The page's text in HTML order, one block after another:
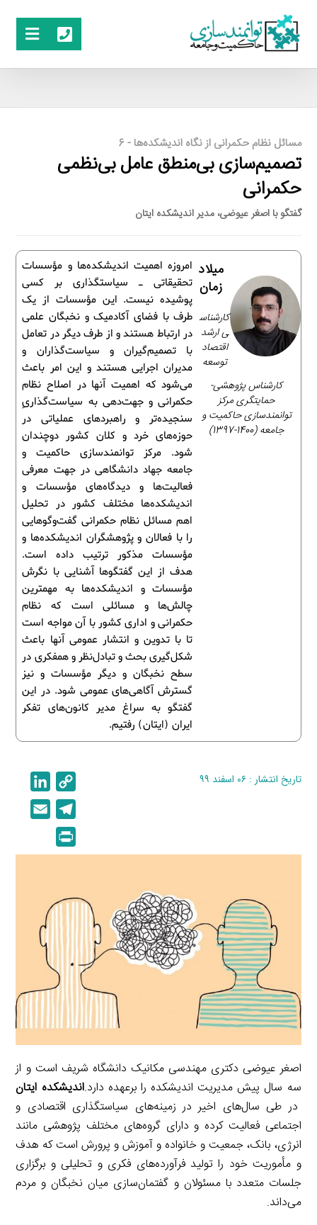
مسائل نظام حکمرانی از نگاه اندیشکده‌ها - 6
تصمیم‌سازی بی‌منطق عامل بی‌نظمی
حکمرانی
گفتگو با اصغر عیوضی، مدیر اندیشکده ایتان
امروزه اهمیت اندیشکده‌ها و مؤسسات
تحقیقاتی ـ سیاستگذاری بر کسی
پوشیده نیست. این مؤسسات از یک
طرف با فضای آکادمیک و نخبگان علمی
در ارتباط هستند و از طرف دیگر در تعامل
با تصمیم‌گیران و سیاست‌گذاران و
مدیران اجرایی هستند و این امر باعث
می‌شود که اهمیت آنها در اصلاح نظام
حکمرانی و جهت‌دهی به سیاست‌گذاریِ
سنجیده‌تر و راهبردهای عملیاتی در
حوزه‌های خرد و کلان کشور دوچندان
شود. مرکز توانمندسازی حاکمیت و
جامعه جهاد دانشگاهی در جهت معرفی
فعالیت‌ها و دیدگاه‌های مؤسسات و
اندیشکده‌ها مختلف کشور در تحلیل
اهم مسائل نظام حکمرانی گفت‌وگوهایی
را با فعالان و پژوهشگران اندیشکده‌ها و
مؤسسات مذکور ترتیب داده است.
هدف از این گفتگوها آشنایی با نگرش
مؤسسات و اندیشکده‌ها به مهمترین
چالش‌ها و مسائلی است که نظام
حکمرانی و اداری کشور با آن مواجه است
تا با تدوین و انتشار عمومی آنها باعث
شکل‌گیری بحث و تبادل‌نظر و همفکری در
سطح نخبگان و دیگر مؤسسات و نیز
گسترش آگاهی‌های عمومی شود. در این
گفتگو به سراغ مدیر کانون‌های تفکر
ایران (ایتان) رفتیم.
میلاد
زمان
کارشناس
ی ارشد
اقتصاد
توسعه
کارشناس پژوهشی-
حمایتگری مرکز
توانمندسازی حاکمیت و
جامعه (1400-1397)
تاریخ انتشار : ۰۶ اسفند ۹۹
o
p
y
L
n
i
n
e
e
l
r
m
r
t
اصغر عیوضی دکتری مهندسی مکانیک دانشگاه شریف است و از
سه سال پیش مدیریت اندیشکده را برعهده دارد.اندیشکده ایتان
در طی سال‌های اخیر در زمینه‌های سیاستگذاری اقتصادی و
اجتماعی فعالیت کرده و دارای گروه‌های مختلف پژوهشی مانند
انرژی، بانک، جمعیت و خانواده و آموزش و پرورش است که هدف
و مأموریت خود را تولید فرآورده‌های فکری و تحلیلی و برگزاری
جلسات متعدد با مسئولان و گفتمان‌سازی میان نخبگان و مردم
می‌داند.